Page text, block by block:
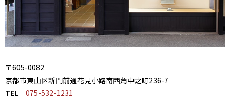
〒605-0082
京都市東山区新門前通花見小路南西角中之町236-7
TEL
075-532-1231